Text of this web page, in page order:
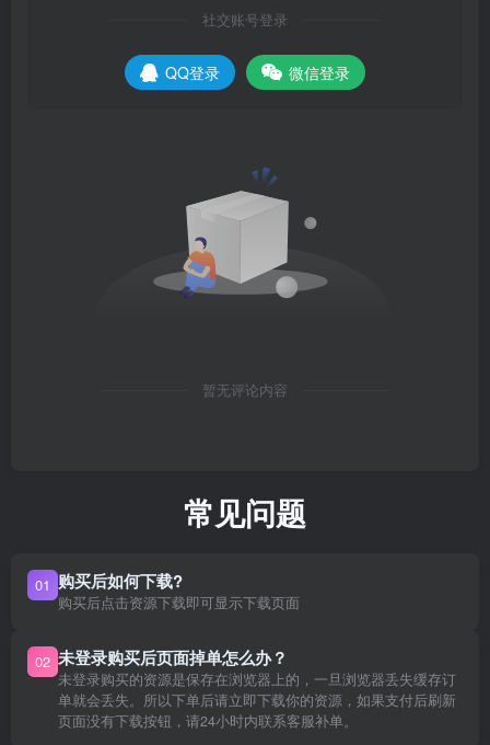
社交账号登录
QQ登录 微信登录
暂无评论内容
常见问题
01 购买后如何下载?
购买后点击资源下载即可显示下载页面
02 未登录购买后页面掉单怎么办？
未登录购买的资源是保存在浏览器上的，一旦浏览器丢失缓存订
单就会丢失。所以下单后请立即下载你的资源，如果支付后刷新
页面没有下载按钮，请24小时内联系客服补单。